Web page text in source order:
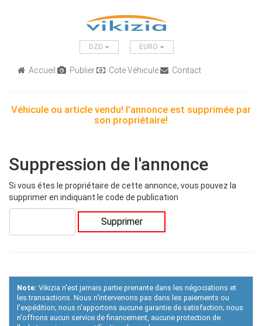
DZD EURO
Accueil Publier Cote Véhicule Contact
Véhicule ou article vendu! l'annonce est supprimée par
son propriétaire!
Suppression de l'annonce
Si vous étes le propriétaire de cette annonce, vous pouvez la
supprimer en indiquant le code de publication
Supprimer
Note: Vikizia n'est jamais partie prenante dans les négociations et
les transactions. Nous n'intervenons pas dans les paiements ou
l'expédition; nous n'apportons aucune garantie de satisfaction; nous
n'offrons aucun service de financement, aucune protection de